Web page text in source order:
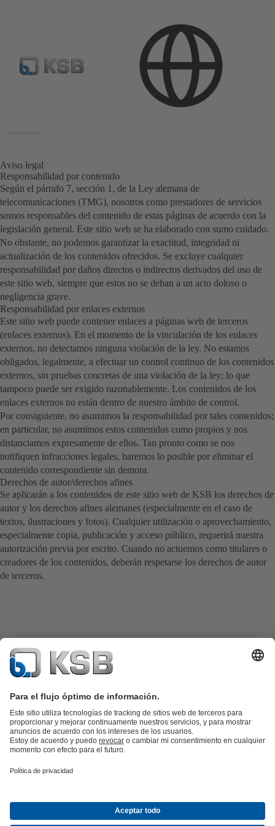
Aviso legal
Responsabilidad por contenido
Según el párrafo 7, sección 1, de la Ley alemana de
telecomunicaciones (TMG), nosotros como prestadores de servicios
somos responsables del contenido de estas páginas de acuerdo con la
legislación general. Este sitio web se ha elaborado con sumo cuidado.
No obstante, no podemos garantizar la exactitud, integridad ni
actualización de los contenidos ofrecidos. Se excluye cualquier
responsabilidad por daños directos o indirectos derivados del uso de
este sitio web, siempre que estos no se deban a un acto doloso o
negligencia grave.
Responsabilidad por enlaces externos
Este sitio web puede contener enlaces a páginas web de terceros
(enlaces externos). En el momento de la vinculación de los enlaces
externos, no detectamos ninguna violación de la ley. No estamos
obligados, legalmente, a efectuar un control continuo de los contenidos
externos, sin pruebas concretas de una violación de la ley; lo que
tampoco puede ser exigido razonablemente. Los contenidos de los
enlaces externos no están dentro de nuestro ámbito de control.
Por consiguiente, no asumimos la responsabilidad por tales contenidos;
en particular, no asumimos estos contenidos como propios y nos
distanciamos expresamente de ellos. Tan pronto como se nos
notifiquen infracciones legales, haremos lo posible por eliminar el
contenido correspondiente sin demora.
Derechos de autor/derechos afines
Se aplicarán a los contenidos de este sitio web de KSB los derechos de
autor y los derechos afines alemanes (especialmente en el caso de
textos, ilustraciones y fotos). Cualquier utilización o aprovechamiento,
especialmente copia, publicación y acceso público, requerirá nuestra
autorización previa por escrito. Cuando no actuemos como titulares o
creadores de los contenidos, deberán respetarse los derechos de autor
de terceros.
Catálogo de productos
IndustriaEdificacion
EmpresaEventosPrensaEmpleoRedes sociales